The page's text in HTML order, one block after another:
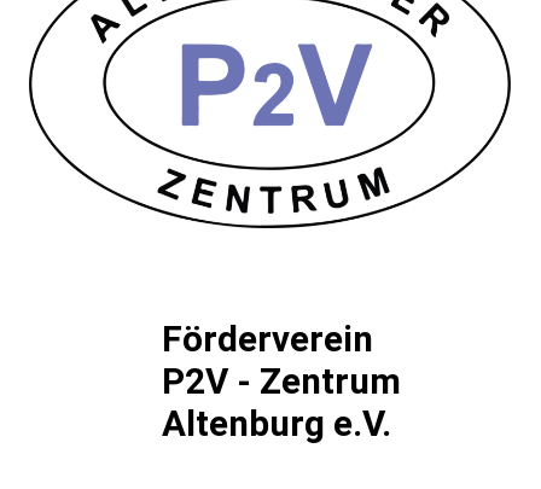
Förderverein
P2V - Zentrum
Altenburg e.V.